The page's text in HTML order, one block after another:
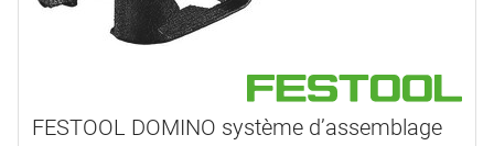
FESTOOL DOMINO système d’assemblage